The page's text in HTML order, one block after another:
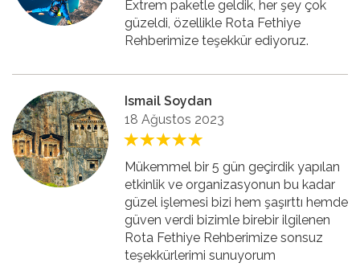
Extrem paketle geldik, her şey çok
güzeldi, özellikle Rota Fethiye
Rehberimize teşekkür ediyoruz.
Ismail Soydan
18 Ağustos 2023
Mükemmel bir 5 gün geçirdik yapılan
etkinlik ve organizasyonun bu kadar
güzel işlemesi bizi hem şaşırttı hemde
güven verdi bizimle birebir ilgilenen
Rota Fethiye Rehberimize sonsuz
teşekkürlerimi sunuyorum